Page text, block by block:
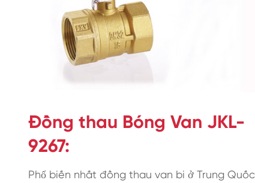
Đồng thau Bóng Van JKL-
9267:
Phổ biến nhất đồng thau van bi ở Trung Quốc